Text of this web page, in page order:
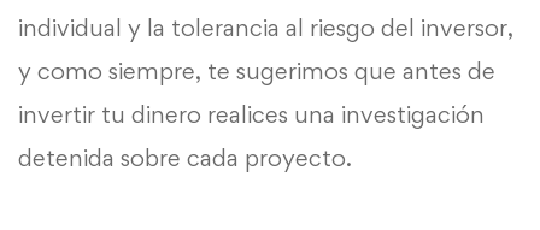
individual y la tolerancia al riesgo del inversor,
y como siempre, te sugerimos que antes de
invertir tu dinero realices una investigación
detenida sobre cada proyecto.